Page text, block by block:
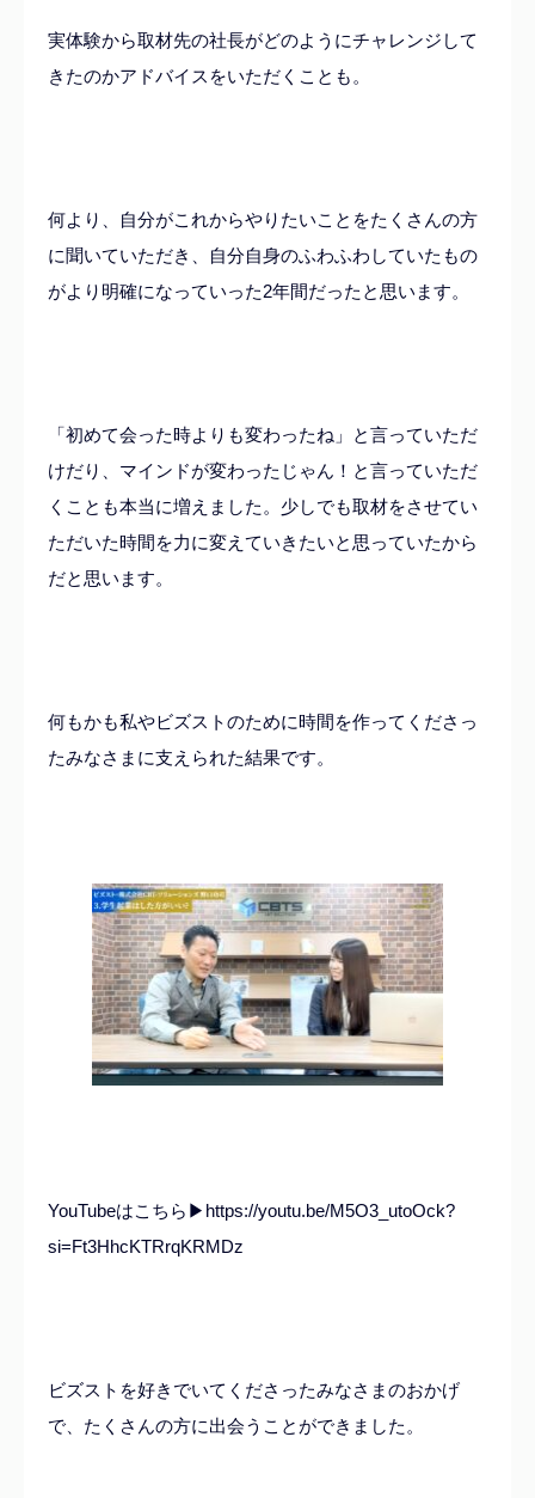
実体験から取材先の社長がどのようにチャレンジして
きたのかアドバイスをいただくことも。
何より、自分がこれからやりたいことをたくさんの方
に聞いていただき、自分自身のふわふわしていたもの
がより明確になっていった2年間だったと思います。
「初めて会った時よりも変わったね」と言っていただ
けだり、マインドが変わったじゃん！と言っていただ
くことも本当に増えました。少しでも取材をさせてい
ただいた時間を力に変えていきたいと思っていたから
だと思います。
何もかも私やビズストのために時間を作ってくださっ
たみなさまに支えられた結果です。
YouTubeはこちら▶︎ https://youtu.be/M5O3_utoOck?
si=Ft3HhcKTRrqKRMDz
ビズストを好きでいてくださったみなさまのおかげ
で、たくさんの方に出会うことができました。